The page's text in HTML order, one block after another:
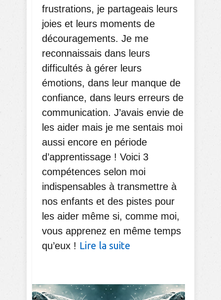
frustrations, je partageais leurs
joies et leurs moments de
découragements. Je me
reconnaissais dans leurs
difficultés à gérer leurs
émotions, dans leur manque de
confiance, dans leurs erreurs de
communication. J’avais envie de
les aider mais je me sentais moi
aussi encore en période
d’apprentissage ! Voici 3
compétences selon moi
indispensables à transmettre à
nos enfants et des pistes pour
les aider même si, comme moi,
vous apprenez en même temps
qu’eux ! Lire la suite